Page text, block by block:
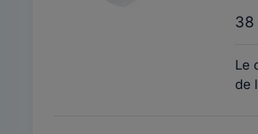
38
Le
de